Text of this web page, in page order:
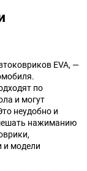
EVA, —
по
и могут
неудобно и
нажиманию
и модели